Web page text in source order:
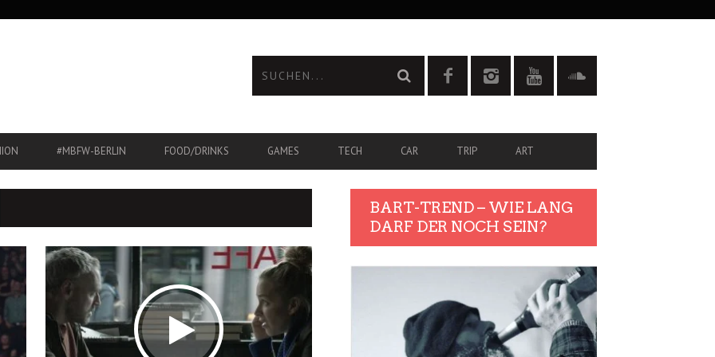
#MBFW-BERLIN FOOD/DRINKS GAMES TECH CAR TRIP ART
BART-TREND – WIE LANG
DARF DER NOCH SEIN?